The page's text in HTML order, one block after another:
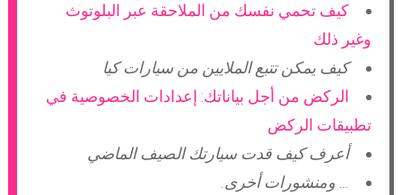
كيف تحمي نفسك من الملاحقة عبر البلوتوث
وغير ذلك
كيف يمكن تتبع الملايين من سيارات كيا
الركض من أجل بياناتك: إعدادات الخصوصية في
تطبيقات الركض
أعرف كيف قدت سيارتك الصيف الماضي
… ومنشورات أخرى.